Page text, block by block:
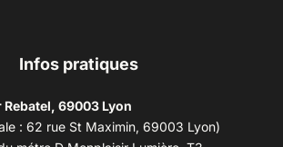
Infos pratiques
Rebatel, 69003 Lyon
: 62 rue St Maximin, 69003 Lyon)